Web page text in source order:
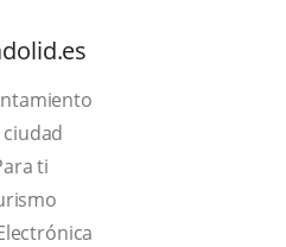
ciudad
ti
This
link